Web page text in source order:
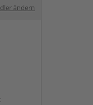
ändern